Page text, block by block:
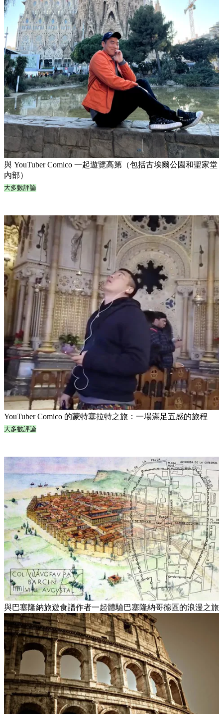
與 YouTuber Comico 一起遊覽高第（包括古埃爾公園和聖家堂
內部）
大多數評論
YouTuber Comico 的蒙特塞拉特之旅：一場滿足五感的旅程
大多數評論
與巴塞隆納旅遊食譜作者一起體驗巴塞隆納哥德區的浪漫之旅